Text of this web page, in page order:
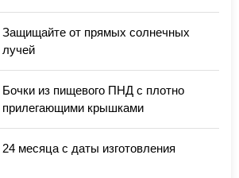
Защищайте от прямых солнечных
лучей
Бочки из пищевого ПНД с плотно
прилегающими крышками
24 месяца с даты изготовления